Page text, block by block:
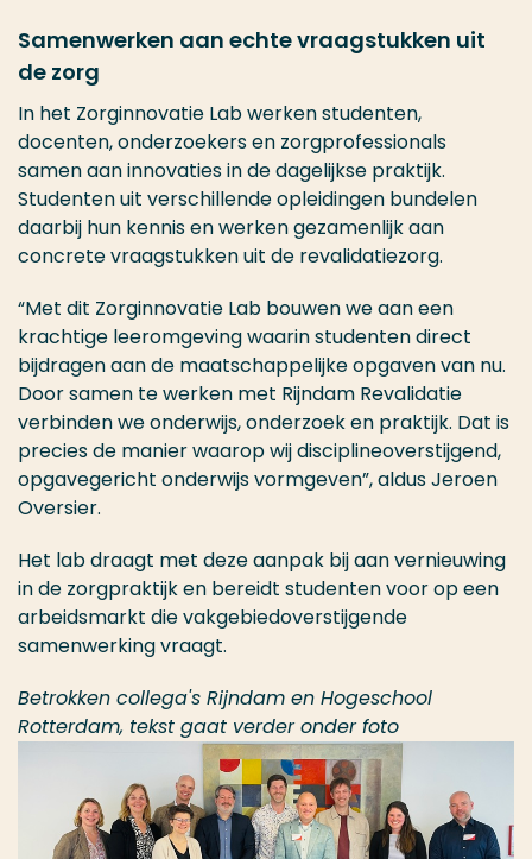
Samenwerken aan echte vraagstukken uit
de zorg
In het Zorginnovatie Lab werken studenten,
docenten, onderzoekers en zorgprofessionals
samen aan innovaties in de dagelijkse praktijk.
Studenten uit verschillende opleidingen bundelen
daarbij hun kennis en werken gezamenlijk aan
concrete vraagstukken uit de revalidatiezorg.
“Met dit Zorginnovatie Lab bouwen we aan een
krachtige leeromgeving waarin studenten direct
bijdragen aan de maatschappelijke opgaven van nu.
Door samen te werken met Rijndam Revalidatie
verbinden we onderwijs, onderzoek en praktijk. Dat is
precies de manier waarop wij disciplineoverstijgend,
opgavegericht onderwijs vormgeven”, aldus Jeroen
Oversier.
Het lab draagt met deze aanpak bij aan vernieuwing
in de zorgpraktijk en bereidt studenten voor op een
arbeidsmarkt die vakgebiedoverstijgende
samenwerking vraagt.
Betrokken collega's Rijndam en Hogeschool
Rotterdam, tekst gaat verder onder foto